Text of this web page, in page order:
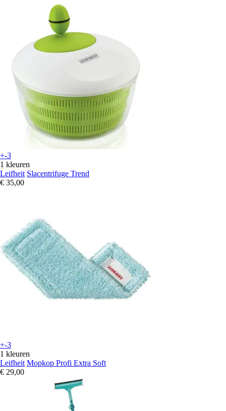
+-3
1 kleuren
Leifheit Slacentrifuge Trend
€ 35,00
+-3
1 kleuren
Leifheit Mopkop Profi Extra Soft
€ 29,00